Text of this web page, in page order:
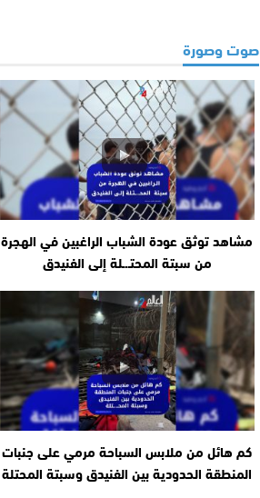
صوت وصورة
مشاهد توثق عودة الشباب الراغبين في الهجرة
من سبتة المحتـ.ـلة إلى الفنيدق
كم هائل من ملابس السباحة مرمي على جنبات
المنطقة الحدودية بين الفنيدق وسبتة المحتلة